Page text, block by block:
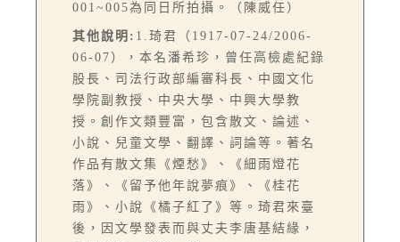
001~005為同日所拍攝。（陳威任）
其他說明: 1.琦君（1917-07-24/2006-
06-07），本名潘希珍，曾任高檢處紀錄
股長、司法行政部編審科長、中國文化
學院副教授、中央大學、中興大學教
授。創作文類豐富，包含散文、論述、
小說、兒童文學、翻譯、詞論等。著名
作品有散文集《煙愁》、《細雨燈花
落》、《留予他年說夢痕》、《桂花
雨》、小說《橘子紅了》等。琦君來臺
後，因文學發表而與丈夫李唐基結緣，